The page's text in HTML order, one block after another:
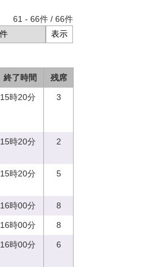
61 - 66件 / 66件
終了時間 残席
15時20分 3
15時20分 2
15時20分 5
16時00分 8
16時00分 8
16時00分 6